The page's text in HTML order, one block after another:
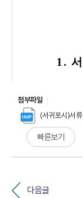
첨부파일
(서귀포시)서
빠른보기
다음글